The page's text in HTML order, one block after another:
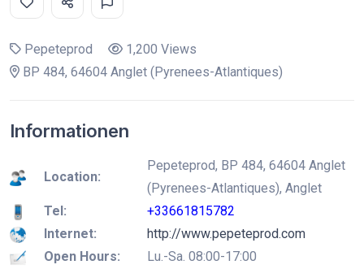
Pepeteprod
1,200 Views
BP 484, 64604 Anglet (Pyrenees-Atlantiques)
Informationen
Location:
Pepeteprod, BP 484, 64604 Anglet
(Pyrenees-Atlantiques), Anglet
Tel:
+33661815782
Internet:
http://www.pepeteprod.com
Open Hours:
Lu.-Sa. 08:00-17:00